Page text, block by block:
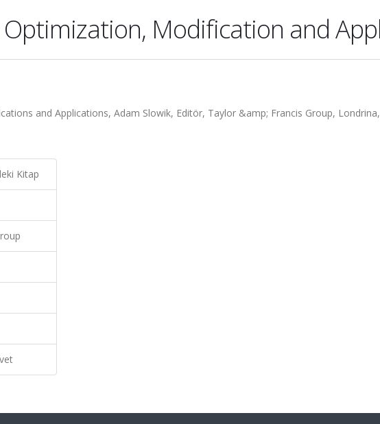
Modification and
and Applications, Adam Slowik, Editör, Taylor &amp; Francis Group,
Kitap